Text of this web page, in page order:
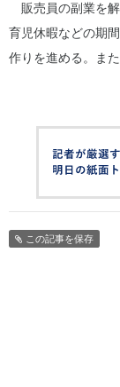
販売員の副業を解
育児休暇などの期
作りを進める。ま
この記事を保存